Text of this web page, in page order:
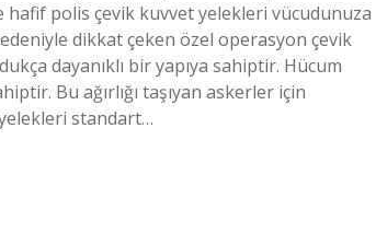
polis çevik kuvvet yelekleri vücudunuza
dikkat çeken özel operasyon çevik
dayanıklı bir yapıya sahiptir. Hücum
Bu ağırlığı taşıyan askerler için
yelekleri standart…